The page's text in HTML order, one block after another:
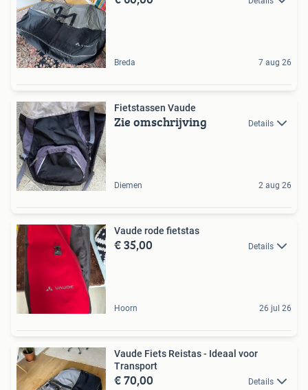
Breda 7 aug 26
Fietstassen Vaude
Zie omschrijving Details
Diemen 2 aug 26
Vaude rode fietstas
€ 35,00 Details
Hoorn 26 jul 26
Vaude Fiets Reistas - Ideaal voor
Transport
€ 70,00 Details